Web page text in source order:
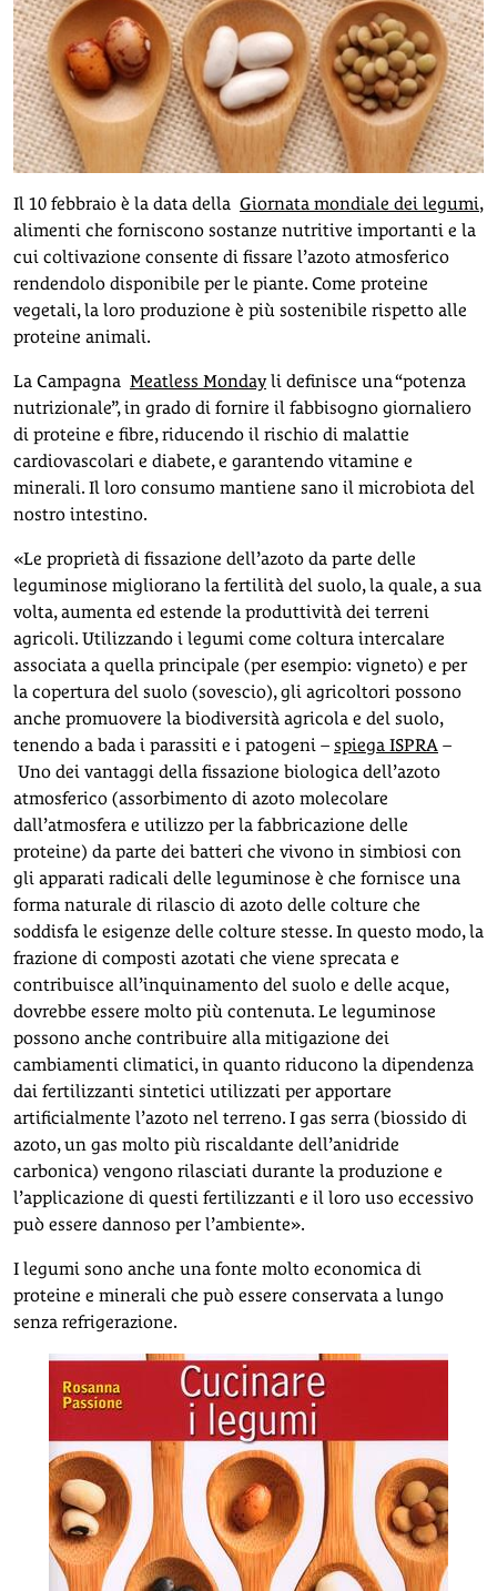
Il 10 febbraio è la data della Giornata mondiale dei legumi,
alimenti che forniscono sostanze nutritive importanti e la
cui coltivazione consente di fissare l’azoto atmosferico
rendendolo disponibile per le piante. Come proteine
vegetali, la loro produzione è più sostenibile rispetto alle
proteine animali.
La Campagna Meatless Mondayli definisce una “potenza
nutrizionale”, in grado di fornire il fabbisogno giornaliero
di proteine e fibre, riducendo il rischio di malattie
cardiovascolari e diabete, e garantendo vitamine e
minerali. Il loro consumo mantiene sano il microbiota del
nostro intestino.
«Le proprietà di fissazione dell’azoto da parte delle
leguminose migliorano la fertilità del suolo, la quale, a sua
volta, aumenta ed estende la produttività dei terreni
agricoli. Utilizzando i legumi come coltura intercalare
associata a quella principale (per esempio: vigneto) e per
la copertura del suolo (sovescio), gli agricoltori possono
anche promuovere la biodiversità agricola e del suolo,
tenendo a bada i parassiti e i patogeni – spiega ISPRA –
Uno dei vantaggi della fissazione biologica dell’azoto
atmosferico (assorbimento di azoto molecolare
dall’atmosfera e utilizzo per la fabbricazione delle
proteine) da parte dei batteri che vivono in simbiosi con
gli apparati radicali delle leguminose è che fornisce una
forma naturale di rilascio di azoto delle colture che
soddisfa le esigenze delle colture stesse. In questo modo, la
frazione di composti azotati che viene sprecata e
contribuisce all’inquinamento del suolo e delle acque,
dovrebbe essere molto più contenuta. Le leguminose
possono anche contribuire alla mitigazione dei
cambiamenti climatici, in quanto riducono la dipendenza
dai fertilizzanti sintetici utilizzati per apportare
artificialmente l’azoto nel terreno. I gas serra (biossido di
azoto, un gas molto più riscaldante dell’anidride
carbonica) vengono rilasciati durante la produzione e
l’applicazione di questi fertilizzanti e il loro uso eccessivo
può essere dannoso per l’ambiente».
I legumi sono anche una fonte molto economica di
proteine e minerali che può essere conservata a lungo
senza refrigerazione.